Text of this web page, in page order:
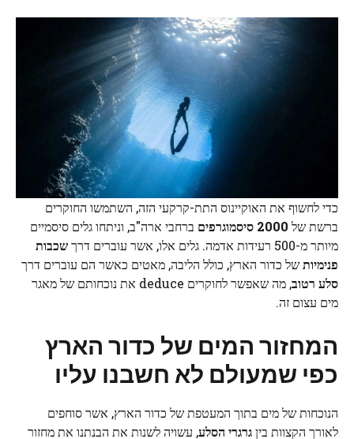
כדי לחשוף את האוקיינוס התת-קרקעי הזה, השתמשו החוקרים
ברשת של 2000 סיסמוגרפים
ברחבי ארה"ב, וניתחו גלים סיסמיים
מיותר מ-500 רעידות אדמה. גלים אלו, אשר עוברים דרך
שכבות
פנימיותשל כדור הארץ, כולל הליבה, מאטים כאשר הם עוברים דרך
סלע רטוב
, מה שאפשר לחוקרים deduce את נוכחותם של מאגר
מים עצום זה.
המחזור המים של כדור הארץ
כפי שמעולם לא חשבנו עליו
הנוכחות של מים בתוך המעטפת של כדור הארץ, אשר סוחפים
לאורך הקצוות ביןגרגרי הסלע, עשויה לשנות את הבנתנו את מחזור